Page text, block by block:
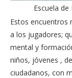
Escuela
Estos encuentros
a los jugadores;
mental y
niños, jóvenes ,
ciudadanos, con